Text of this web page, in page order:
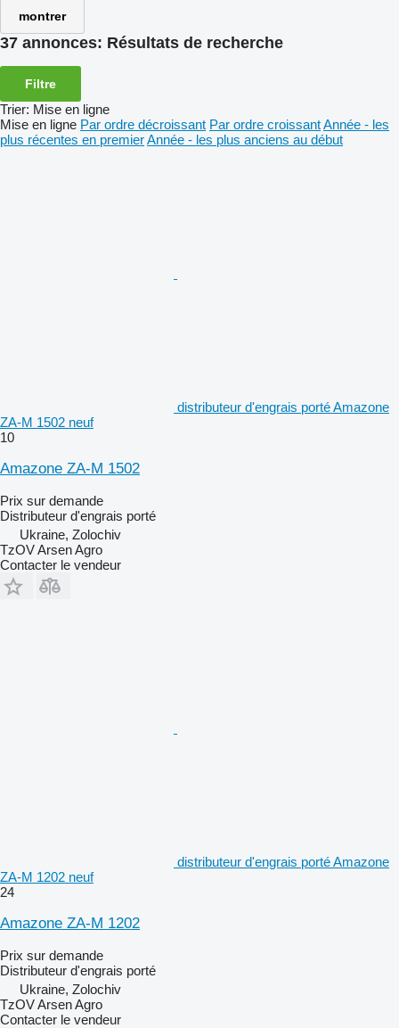
montrer
37 annonces: Résultats de recherche
Filtre
Trier: Mise en ligne
Mise en ligne Par ordre décroissant Par ordre croissantAnnée - les
plus récentes en premierAnnée - les plus anciens au début
distributeur d'engrais porté Amazone
ZA-M 1502 neuf
10
Amazone ZA-M 1502
Prix sur demande
Distributeur d'engrais porté
Ukraine, Zolochiv
TzOV Arsen Agro
Contacter le vendeur
distributeur d'engrais porté Amazone
ZA-M 1202 neuf
24
Amazone ZA-M 1202
Prix sur demande
Distributeur d'engrais porté
Ukraine, Zolochiv
TzOV Arsen Agro
Contacter le vendeur